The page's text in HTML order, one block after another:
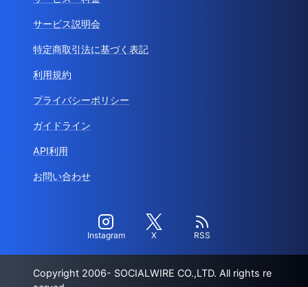
サービス説明会
特定商取引法に基づく表記
利用規約
プライバシーポリシー
ガイドライン
API利用
お問い合わせ
Instagram X RSS
Copyright 2006- SOCIALWIRE CO.,LTD. All rights re